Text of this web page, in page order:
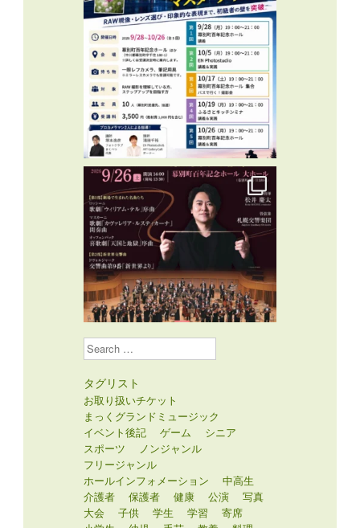
Search
タグリスト
お取り扱いチケット
まっくグランドミュージック
イベント後記
ゲーム
シニア
スポーツ
ノンジャンル
フリージャンル
ホールインフォメーション
中高生
介護者
保護者 健康 公演
写真
大会
子供 学生 学習
寄席